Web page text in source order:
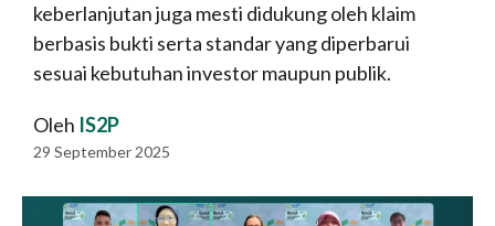
keberlanjutan juga mesti didukung oleh klaim
berbasis bukti serta standar yang diperbarui
sesuai kebutuhan investor maupun publik.
Oleh IS2P
29 September 2025